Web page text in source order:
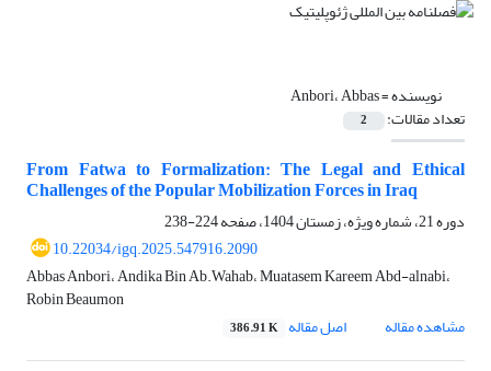
نویسنده =Anbori، Abbas
تعداد مقالات: 2
From Fatwa to Formalization: The Legal and Ethical
Challenges of the Popular Mobilization Forces in Iraq
دوره 21، شماره ویژه، زمستان 1404، صفحه
224-238
10.22034/igq.2025.547916.2090
Abbas Anbori، Andika Bin Ab.Wahab، Muatasem Kareem Abd-alnabi،
Robin Beaumon
مشاهده مقاله
اصل مقاله 386.91 K